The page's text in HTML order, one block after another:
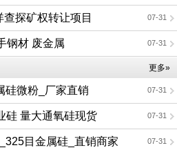
07-31
探矿权转让项目
07-31
钢材 废金属
更多»
07-31
硅微粉_厂家直销
07-31
硅 量大通氧硅现货
07-31
目金属硅_直销商家